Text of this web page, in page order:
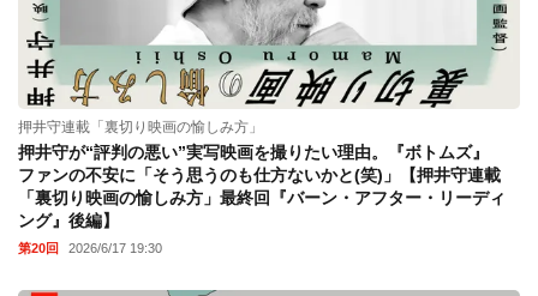
押井守連載「裏切り映画の愉しみ方」
押井守が“評判の悪い”実写映画を撮りたい理由。『ボトムズ』
ファンの不安に「そう思うのも仕方ないかと(笑)」【押井守連載
「裏切り映画の愉しみ方」最終回『バーン・アフター・リーディ
ング』後編】
第20回 2026/6/17 19:30